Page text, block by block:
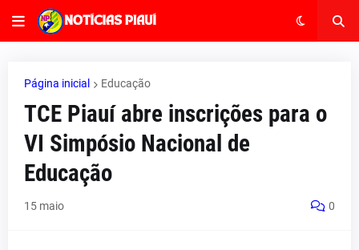
Página inicial Educação
TCE Piauí abre inscrições para o
VI Simpósio Nacional de
Educação
15 maio 0